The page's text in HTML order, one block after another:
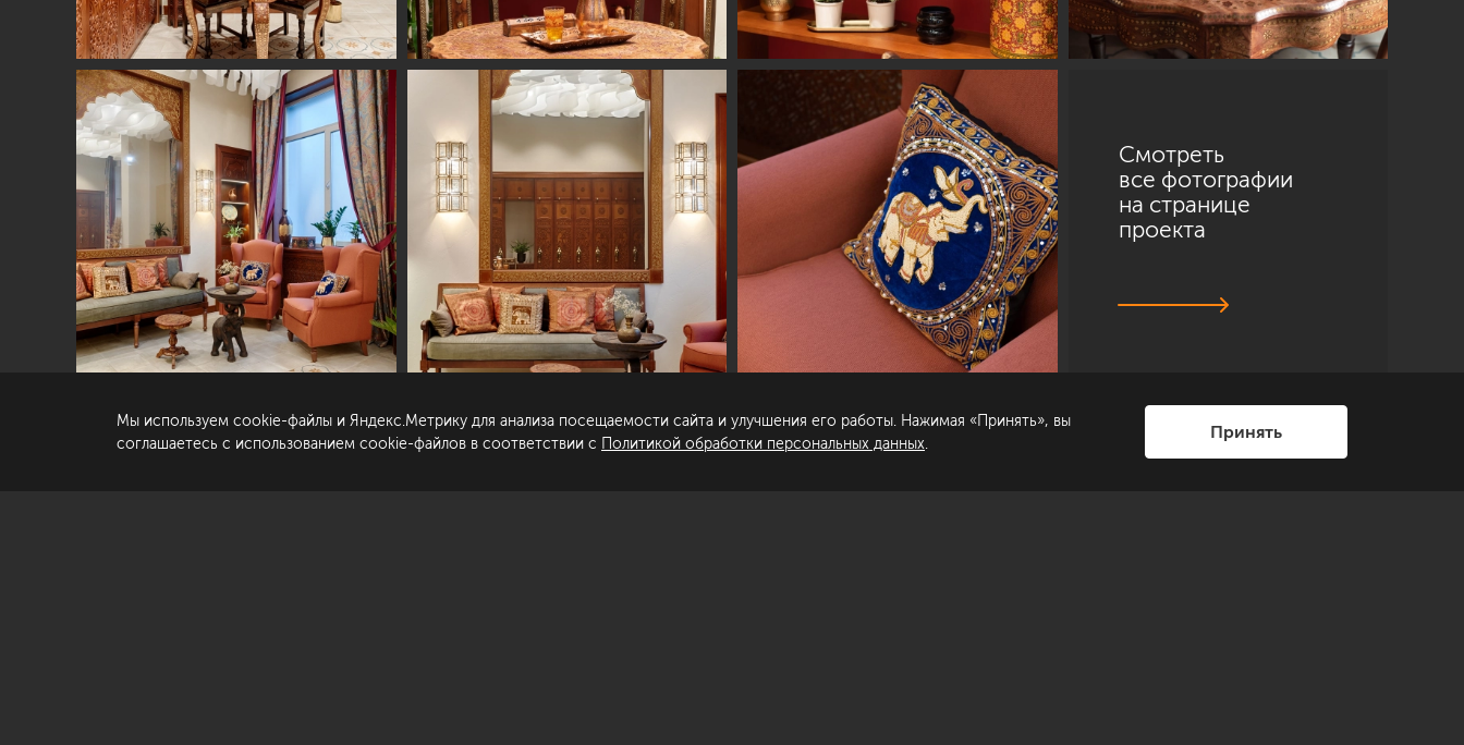
Смотреть
все фотографии
на странице
проекта
Студия
О нас
Отзывы
Вакансии
Блог
Услуги
Дизайн интерьера
Комплектация
объекта
Авторский надзор
Ремонт и отделка
Информация
Портфолио
Цены
Обсудить проект
Санкт-Петербург
© «Студия Павла Полынова», 2006—2026
Копирование материалов сайта запрещено.
Согласие на обработку персональных
Политика обработки персональных данных
Сделано в
Мы используем cookie-файлы и Яндекс.Метрику для анализа посещаемости сайта и улучшения его работы. Нажимая «Принять», вы
соглашаетесь с использованием cookie-файлов в соответствии с Политикой обработки персональных данных.
Принять